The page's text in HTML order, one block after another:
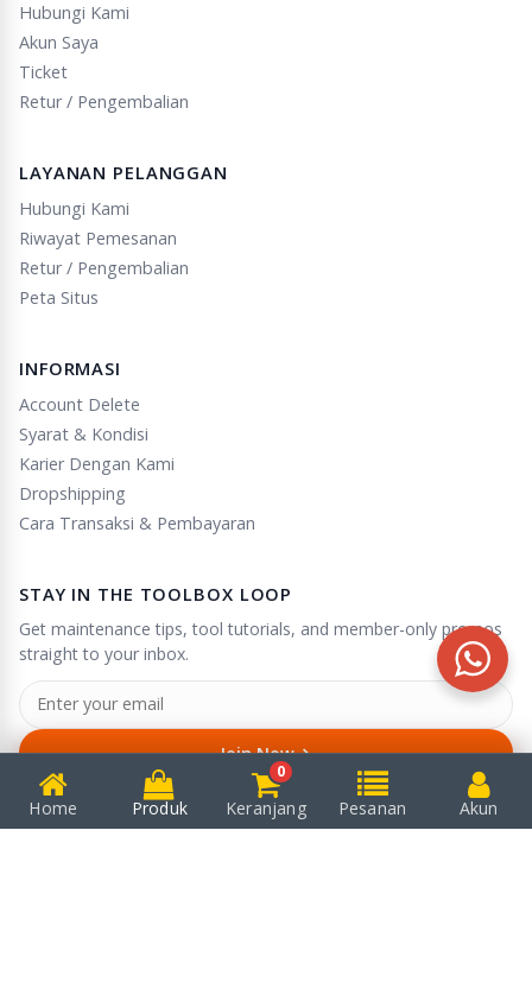
Hubungi Kami
Akun Saya
Ticket
Retur / Pengembalian
LAYANAN PELANGGAN
Hubungi Kami
Riwayat Pemesanan
Retur / Pengembalian
Peta Situs
INFORMASI
Account Delete
Syarat & Kondisi
Karier Dengan Kami
Dropshipping
Cara Transaksi & Pembayaran
STAY IN THE TOOLBOX LOOP
Get maintenance tips, tool tutorials, and member-only promos
straight to your inbox.
Join Now→
Unsubscribe anytime in one click.
Home Produk
0
Keranjang Pesanan Akun